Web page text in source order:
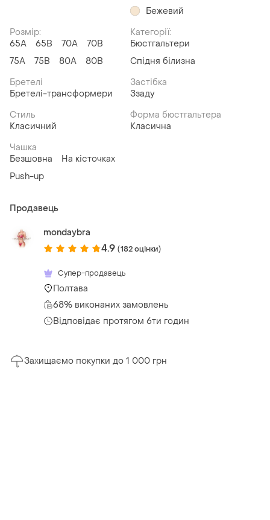
Бежевий
Розмір:
65A
65B 70A
70B
75A
75B 80A 80B
Категорії:
Бюстгальтери
Спідня білизна
Бретелі
Бретелі-трансформери
Застібка
Ззаду
Стиль
Класичний
Форма бюстгальтера
Класична
Чашка
Безшовна
На кісточках
Push-up
Продавець
mondaybra
4.9 (182 оцінки)
Супер-продавець
Полтава
68% виконаних замовлень
Відповідає протягом 6ти годин
Захищаємо покупки до 1 000 грн